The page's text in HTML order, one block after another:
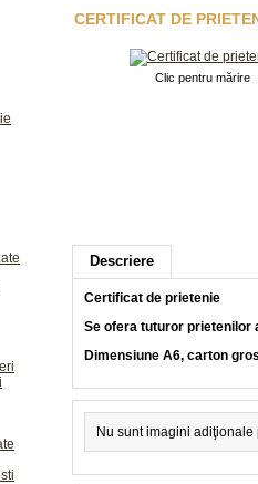
CERTIFICAT DE
Clic pentru mărire
Descriere
Certificat de prietenie
Se ofera tuturor prietenilor
Dimensiune A6, carton
Nu sunt imagini